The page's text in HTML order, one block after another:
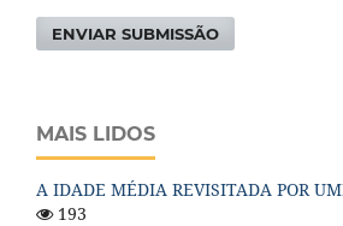
ENVIAR SUBMISSÃO
MAIS LIDOS
A IDADE MÉDIA REVISITADA POR
193